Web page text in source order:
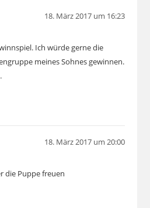
18. März 2017 um 16:23
Ich würde gerne die
meines Sohnes gewinnen.
18. März 2017 um 20:00
die Puppe freuen